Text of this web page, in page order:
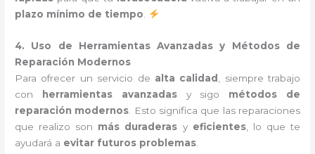
plazo mínimo de tiempo
4. Uso de Herramientas Avanzadas y Métodos de
Reparación Modernos
Para ofrecer un servicio de alta calidad
, siempre trabajo
con
herramientas avanzadasy sigo métodos de
reparación modernos . Esto significa que las reparaciones
que realizo son más duraderas y eficientes, lo que te
ayudará a evitar futuros problemas